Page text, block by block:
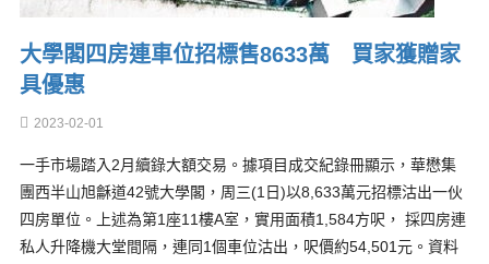
大學閣四房連車位招標售8633萬 買家獲贈家
具優惠
2023-02-01
一手市場踏入2月續錄大額交易。據項目成交紀錄冊顯示，華懋集
團西半山旭龢道42號大學閣，周三(1日)以8,633萬元招標沽出一伙
四房單位。上述為第1座11樓A室，實用面積1,584方呎， 採四房連
私人升降機大堂間隔，連同1個車位沽出，呎價約54,501元。資料